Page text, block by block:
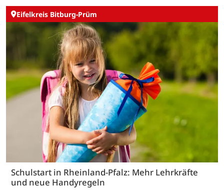
Eifelkreis Bitburg-Prüm
Schulstart in Rheinland-Pfalz: Mehr Lehrkräfte
und neue Handyregeln